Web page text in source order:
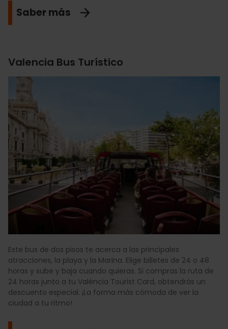
Saber más
Valencia Bus Turístico
Este bus de dos pisos te acerca a las principales
atracciones, la playa y la Marina. Elige billetes de 24 o 48
horas y sube y baja cuando quieras. Si compras la ruta de
24 horas junto a tu València Tourist Card, obtendrás un
descuento especial. ¡La forma más cómoda de ver la
ciudad a tu ritmo!